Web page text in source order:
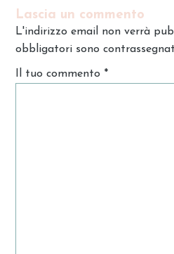
Lascia un commento
L'indirizzo email non verrà
obbligatori sono
Il tuo commento *